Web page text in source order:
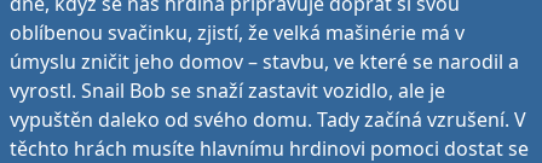
oblíbenou svačinku, zjistí, že velká mašinérie má v
úmyslu zničit jeho domov – stavbu, ve které se narodil a
vyrostl. Snail Bob se snaží zastavit vozidlo, ale je
vypuštěn daleko od svého domu. Tady začíná vzrušení. V
těchto hrách musíte hlavnímu hrdinovi pomoci dostat se